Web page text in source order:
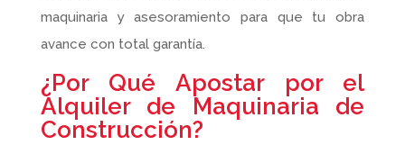
maquinaria y asesoramiento para que tu obra
avance con total garantía.
¿Por Qué Apostar por el
Alquiler de Maquinaria de
Construcción?